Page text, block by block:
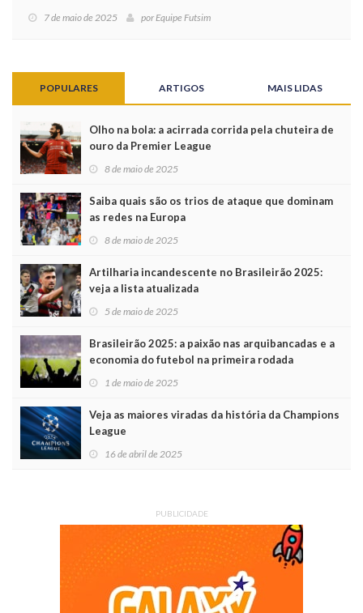
7 de maio de 2025 por Equipe Futsim
POPULARES ARTIGOS MAIS LIDAS
Olho na bola: a acirrada corrida pela chuteira de
ouro da Premier League
8 de maio de 2025
Saiba quais são os trios de ataque que dominam
as redes na Europa
8 de maio de 2025
Artilharia incandescente no Brasileirão 2025:
veja a lista atualizada
5 de maio de 2025
Brasileirão 2025: a paixão nas arquibancadas e a
economia do futebol na primeira rodada
1 de maio de 2025
Veja as maiores viradas da história da Champions
League
16 de abril de 2025
PUBLICIDADE